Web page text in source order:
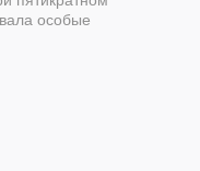
особые